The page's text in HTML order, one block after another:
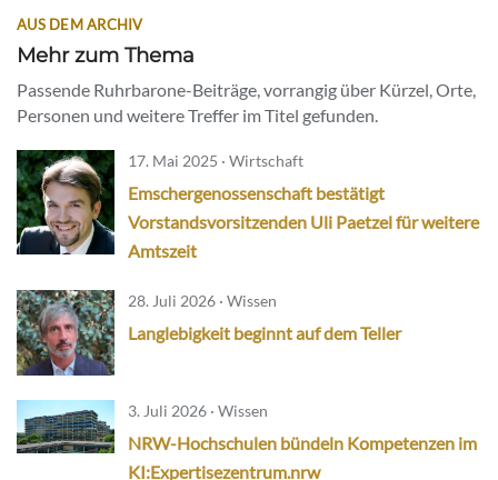
AUS DEM ARCHIV
Mehr zum Thema
Passende Ruhrbarone-Beiträge, vorrangig über Kürzel, Orte,
Personen und weitere Treffer im Titel gefunden.
17. Mai 2025 · Wirtschaft
Emschergenossenschaft bestätigt
Vorstandsvorsitzenden Uli Paetzel für weitere
Amtszeit
28. Juli 2026 · Wissen
Langlebigkeit beginnt auf dem Teller
3. Juli 2026 · Wissen
NRW-Hochschulen bündeln Kompetenzen im
KI:Expertisezentrum.nrw